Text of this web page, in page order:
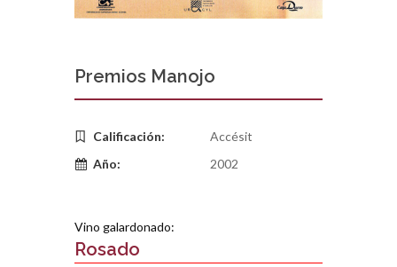
Premios Manojo
Calificación:
Accésit
Año:
2002
Vino galardonado:
Rosado